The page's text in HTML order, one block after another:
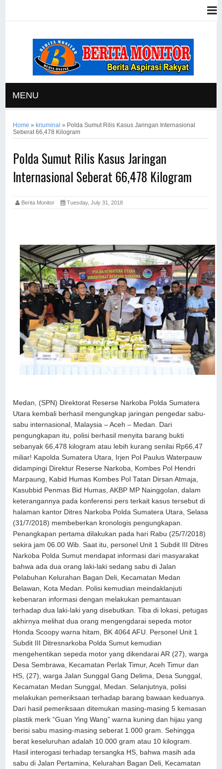
MENU
Home » kriuminal » Polda Sumut Rilis Kasus Jaringan Internasional
Seberat 66,478 Kilogram
Polda Sumut Rilis Kasus Jaringan
Internasional Seberat 66,478 Kilogram
Berita Monitor Tuesday, July 31, 2018
Medan, (SPN) Direktorat Reserse Narkoba Polda Sumatera
Utara kembali berhasil mengungkap jaringan pengedar sabu-
sabu internasional, Malaysia – Aceh – Medan. Dari
pengungkapan itu, polisi berhasil menyita barang bukti
sebanyak 66,478 kilogram atau lebih kurang senilai Rp66,47
miliar! Kapolda Sumatera Utara, Irjen Pol Paulus Waterpauw
didampingi Direktur Reserse Narkoba, Kombes Pol Hendri
Marpaung, Kabid Humas Kombes Pol Tatan Dirsan Atmaja,
Kasubbid Penmas Bid Humas, AKBP MP Nainggolan, dalam
keterangannya pada konferensi pers terkait kasus tersebut di
halaman kantor Ditres Narkoba Polda Sumatera Utara, Selasa
(31/7/2018) membeberkan kronologis pengungkapan.
Penangkapan pertama dilakukan pada hari Rabu (25/7/2018)
sekira jam 06.00 Wib. Saat itu, personel Unit 1 Subdit III Ditres
Narkoba Polda Sumut mendapat informasi dari masyarakat
bahwa ada dua orang laki-laki sedang sabu di Jalan
Pelabuhan Kelurahan Bagan Deli, Kecamatan Medan
Belawan, Kota Medan. Polisi kemudian meindaklanjuti
kebenaran informasi dengan melakukan pemantauan
terhadap dua laki-laki yang disebutkan. Tiba di lokasi, petugas
akhirnya melihat dua orang mengengdarai sepeda motor
Honda Scoopy warna hitam, BK 4064 AFU. Personel Unit 1
Subdit III Ditresnarkoba Polda Sumut kemudian
mengehentikan sepeda motor yang dikendarai AR (27), warga
Desa Sembrawa, Kecamatan Perlak Timur, Aceh Timur dan
HS, (27), warga Jalan Sunggal Gang Delima, Desa Sunggal,
Kecamatan Medan Sunggal, Medan. Selanjutnya, polisi
melakukan pemeriksaan terhadap barang bawaan keduanya.
Dari hasil pemeriksaan ditemukan masing-masing 5 kemasan
plastik merk “Guan Ying Wang” warna kuning dan hijau yang
berisi sabu masing-masing seberat 1.000 gram. Sehingga
berat keseluruhan adalah 10.000 gram atau 10 kilogram.
Hasil interogasi terhadap tersangka HS, bahwa masih ada
sabu di Jalan Pertamina, Kelurahan Bagan Deli, Kecamatan